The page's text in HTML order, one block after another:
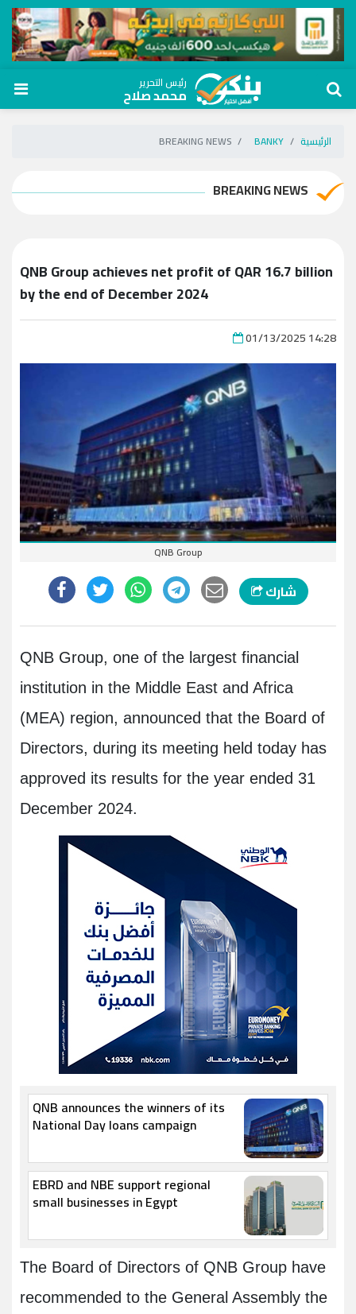
رئيس التحرير
محمد صلاح
الرئيسية BANKY
BREAKING NEWS
BREAKING NEWS
QNB Group achieves net profit of QAR 16.7 billion
by the end of December 2024
01/13/2025 14:28
QNB Group
شارك
QNB Group, one of the largest financial
institution in the Middle East and Africa
(MEA) region, announced that the Board of
Directors, during its meeting held today has
approved its results for the year ended 31
December 2024.
QNB announces the winners of its
National Day loans campaign
EBRD and NBE support regional
small businesses in Egypt
The Board of Directors of QNB Group have
recommended to the General Assembly the